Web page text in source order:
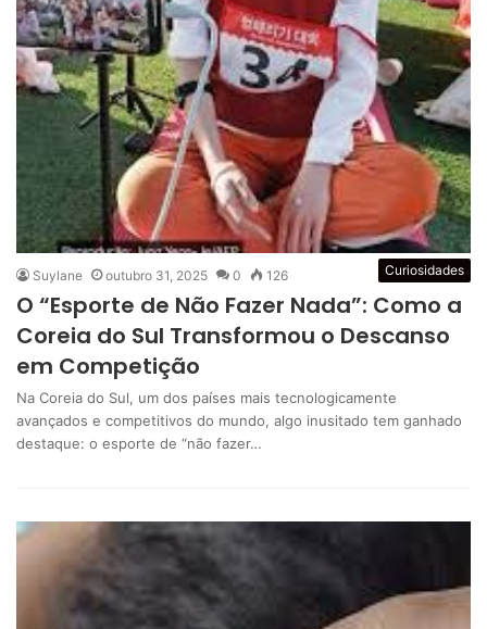
Curiosidades
Suylane outubro 31, 2025 0 126
O “Esporte de Não Fazer Nada”: Como a
Coreia do Sul Transformou o Descanso
em Competição
Na Coreia do Sul, um dos países mais tecnologicamente
avançados e competitivos do mundo, algo inusitado tem ganhado
destaque: o esporte de “não fazer…